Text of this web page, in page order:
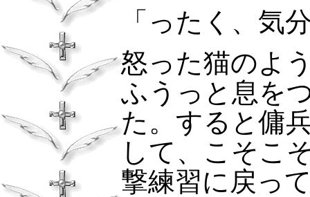
「ったく、気
怒った猫のよ
ふうっと息を
た。すると傭
して、こそこ
撃練習に戻っ